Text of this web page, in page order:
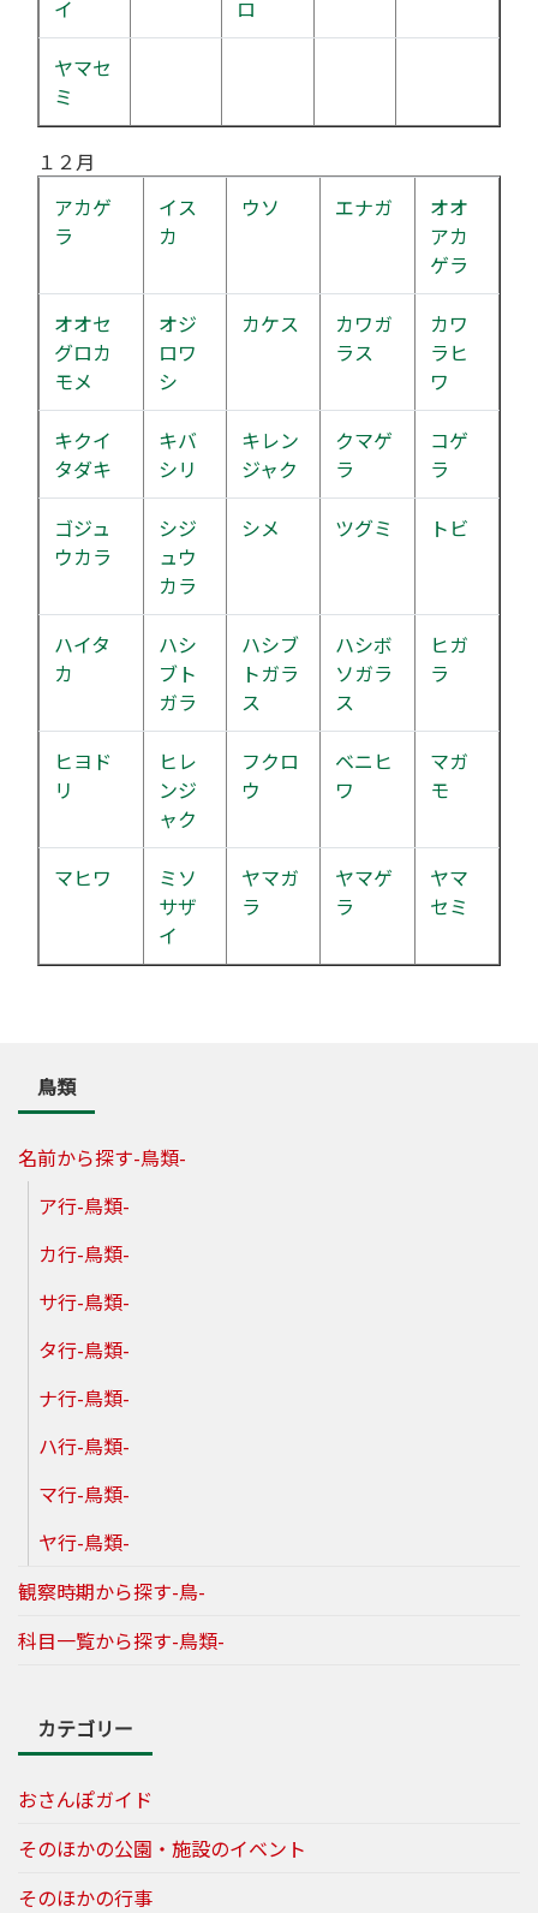
イ ロ
ヤマセ
ミ
１２月
アカゲ
ラ
イス
カ
ウソ エナガ
オオ
アカ
ゲラ
オオセ
グロカ
モメ
オジ
ロワ
シ
カケス
カワガ
ラス
カワ
ラヒ
ワ
キクイ
タダキ
キバ
シリ
キレン
ジャク
クマゲ
ラ
コゲ
ラ
ゴジュ
ウカラ
シジ
ュウ
カラ
シメ ツグミ トビ
ハイタ
カ
ハシ
ブト
ガラ
ハシブ
トガラ
ス
ハシボ
ソガラ
ス
ヒガ
ラ
ヒヨド
リ
ヒレ
ンジ
ャク
フクロ
ウ
ベニヒ
ワ
マガ
モ
マヒワ
ミソ
サザ
イ
ヤマガ
ラ
ヤマゲ
ラ
ヤマ
セミ
鳥類
名前から探す-鳥類-
ア行-鳥類-
カ行-鳥類-
サ行-鳥類-
タ行-鳥類-
ナ行-鳥類-
ハ行-鳥類-
マ行-鳥類-
ヤ行-鳥類-
観察時期から探す-鳥-
科目一覧から探す-鳥類-
カテゴリー
おさんぽガイド
そのほかの公園・施設のイベント
そのほかの行事